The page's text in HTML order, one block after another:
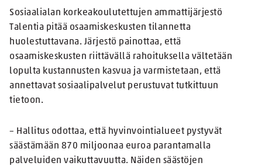
Sosiaalialan korkeakoulutettujen ammattijärjestö
Talentia pitää osaamiskeskusten tilannetta
huolestuttavana. Järjestö painottaa, että
osaamiskeskusten riittävällä rahoituksella vältetään
lopulta kustannusten kasvua ja varmistetaan, että
annettavat sosiaalipalvelut perustuvat tutkittuun
tietoon.
– Hallitus odottaa, että hyvinvointialueet pystyvät
säästämään 870 miljoonaa euroa parantamalla
palveluiden vaikuttavuutta. Näiden säästöjen